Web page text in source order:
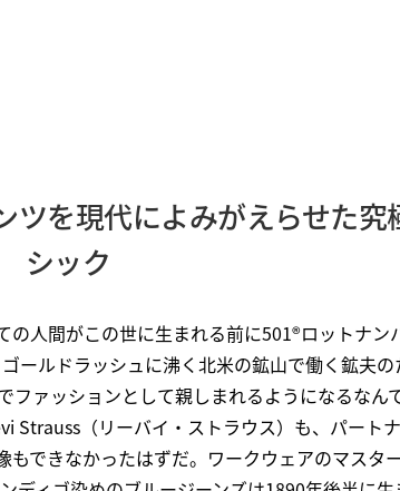
ツを現代によみがえらせた究
シック
人間がこの世に生まれる前に501®ロットナン
ールドラッシュに沸く北米の鉱山で働く鉱夫
ァッションとして親しまれるようになるなんて
Strauss（リーバイ・ストラウス）も、パート
できなかったはずだ。ワークウェアのマスタ